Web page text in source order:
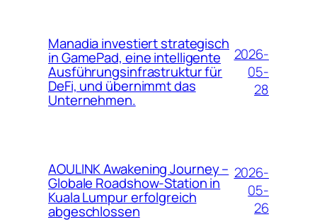
Manadia investiert strategisch
in GamePad, eine intelligente
Ausführungsinfrastruktur für
DeFi, und übernimmt das
Unternehmen.
2026-
05-
28
AOULINK Awakening Journey –
Globale Roadshow-Station in
Kuala Lumpur erfolgreich
abgeschlossen
2026-
05-
26